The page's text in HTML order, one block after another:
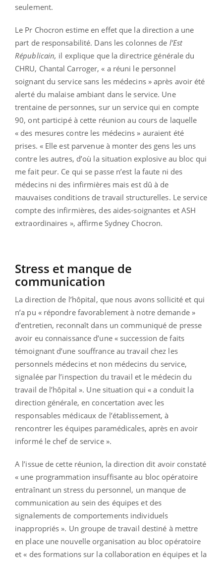
seulement.
Le Pr Chocron estime en effet que la direction a une
part de responsabilité. Dans les colonnes de l’Est
Républicain, il explique que la directrice générale du
CHRU, Chantal Carroger, « a réuni le personnel
soignant du service sans les médecins » après avoir été
alerté du malaise ambiant dans le service. Une
trentaine de personnes, sur un service qui en compte
90, ont participé à cette réunion au cours de laquelle
« des mesures contre les médecins » auraient été
prises. « Elle est parvenue à monter des gens les uns
contre les autres, d’où la situation explosive au bloc qui
me fait peur. Ce qui se passe n’est la faute ni des
médecins ni des infirmières mais est dû à de
mauvaises conditions de travail structurelles. Le service
compte des infirmières, des aides-soignantes et ASH
extraordinaires », affirme Sydney Chocron.
Stress et manque de
communication
La direction de l’hôpital, que nous avons sollicité et qui
n’a pu « répondre favorablement à notre demande »
d’entretien, reconnaît dans un communiqué de presse
avoir eu connaissance d’une « succession de faits
témoignant d’une souffrance au travail chez les
personnels médecins et non médecins du service,
signalée par l’inspection du travail et le médecin du
travail de l’hôpital ». Une situation qui « a conduit la
direction générale, en concertation avec les
responsables médicaux de l’établissement, à
rencontrer les équipes paramédicales, après en avoir
informé le chef de service ».
A l’issue de cette réunion, la direction dit avoir constaté
« une programmation insuffisante au bloc opératoire
entraînant un stress du personnel, un manque de
communication au sein des équipes et des
signalements de comportements individuels
inappropriés ». Un groupe de travail destiné à mettre
en place une nouvelle organisation au bloc opératoire
et « des formations sur la collaboration en équipes et la